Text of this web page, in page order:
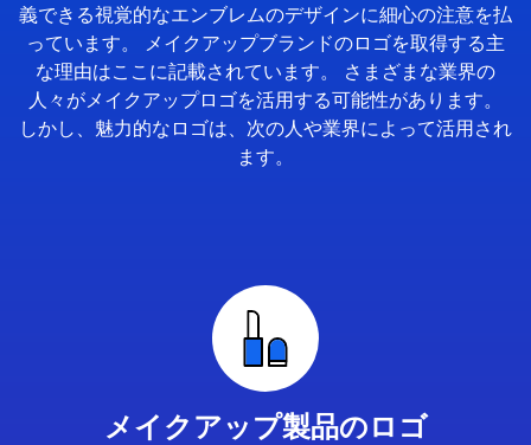
義できる視覚的なエンブレムのデザインに細心の注意を払
っています。 メイクアップブランドのロゴを取得する主
な理由はここに記載されています。 さまざまな業界の
人々がメイクアップロゴを活用する可能性があります。
しかし、魅力的なロゴは、次の人や業界によって活用され
ます。
メイクアップ製品のロゴ